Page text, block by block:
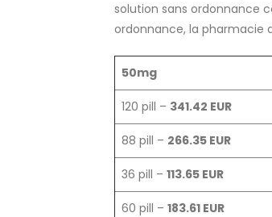
solution sans ordonnance
ordonnance, la pharmacie
50mg
120 pill – 341.42 EUR
88 pill – 266.35 EUR
36 pill – 113.65 EUR
60 pill – 183.61 EUR